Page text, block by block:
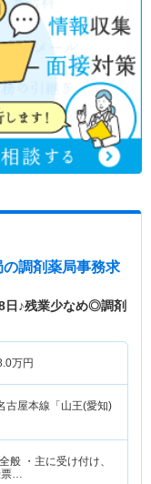
の調剤薬局事務求
日♪残業少なめ◎調剤
万円
古屋本線「山王(愛知)
般 ・主に受け付け、
票…